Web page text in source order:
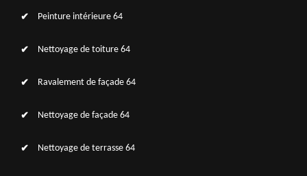
Peinture intérieure 64
Nettoyage de toiture 64
Ravalement de façade 64
Nettoyage de façade 64
Nettoyage de terrasse 64